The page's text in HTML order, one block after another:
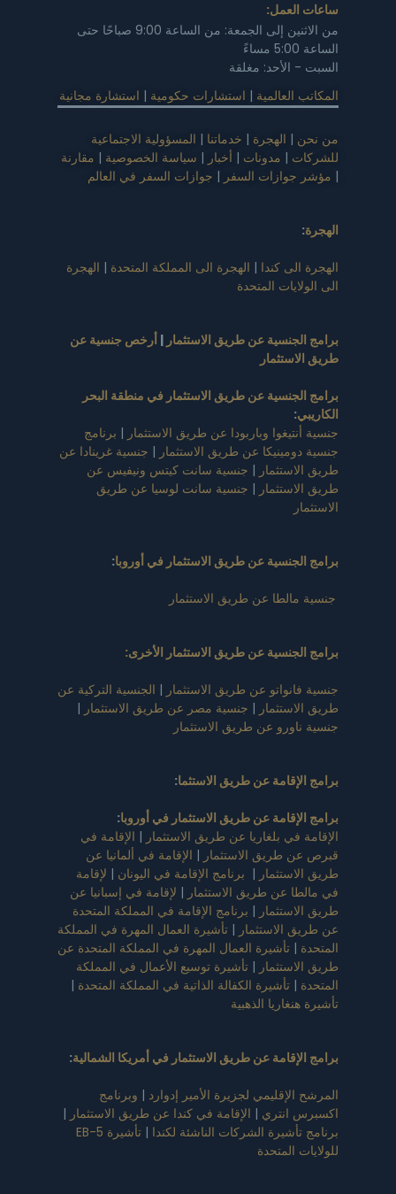
ساعات العمل:
من الاثنين إلى الجمعة: من الساعة 9:00 صباحًا حتى
الساعة 5:00 مساءً
السبت - الأحد: مغلقة
المكاتب العالمية | استشارات حكومية | استشارة مجانية
من نحن | الهجرة | خدماتنا | المسؤولية الاجتماعية
للشركات | مدونات | أخبار | سياسة الخصوصية | مقارنة
| مؤشر جوازات السفر | جوازات السفر في العالم
الهجرة:
الهجرة الى كندا | الهجرة الى المملكة المتحدة | الهجرة
الى الولايات المتحدة
برامج الجنسية عن طريق الاستثمار | أرخص جنسية عن
طريق الاستثمار
برامج الجنسية عن طريق الاستثمار في منطقة البحر
الكاريبي:
جنسية أنتيغوا وباربودا عن طريق الاستثمار | برنامج
جنسية دومينيكا عن طريق الاستثمار | جنسية غرينادا عن
طريق الاستثمار | جنسية سانت كيتس ونيفيس عن
طريق الاستثمار | جنسية سانت لوسيا عن طريق
الاستثمار
برامج الجنسية عن طريق الاستثمار في أوروبا:
جنسية مالطا عن طريق الاستثمار
برامج الجنسية عن طريق الاستثمار الأخرى:
جنسية فانواتو عن طريق الاستثمار | الجنسية التركية عن
طريق الاستثمار | جنسية مصر عن طريق الاستثمار |
جنسية ناورو عن طريق الاستثمار
برامج الإقامة عن طريق الاستثما:
برامج الإقامة عن طريق الاستثمار في أوروبا:
الإقامة في بلغاريا عن طريق الاستثمار | الإقامة في
قبرص عن طريق الاستثمار | الإقامة في ألمانيا عن
طريق الاستثمار | برنامج الإقامة في اليونان | لإقامة
في مالطا عن طريق الاستثمار | لإقامة في إسبانيا عن
طريق الاستثمار | برنامج الإقامة في المملكة المتحدة
عن طريق الاستثمار | تأشيرة العمال المهرة في المملكة
المتحدة | تأشيرة العمال المهرة في المملكة المتحدة عن
طريق الاستثمار | تأشيرة توسيع الأعمال في المملكة
المتحدة | تأشيرة الكفالة الذاتية في المملكة المتحدة |
تأشيرة هنغاريا الذهبية
برامج الإقامة عن طريق الاستثمار في أمريكا الشمالية:
المرشح الإقليمي لجزيرة الأمير إدوارد | وبرنامج
اكسبرس انتري | الإقامة في كندا عن طريق الاستثمار |
برنامج تأشيرة الشركات الناشئة لكندا |
تأشيرة EB-5
للولايات المتحدة